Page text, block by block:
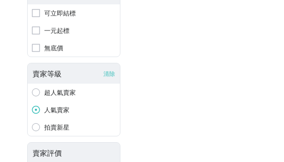
可立即結標
一元起標
無底價
賣家等級 清除
超人氣賣家
人氣賣家
拍賣新星
賣家評價